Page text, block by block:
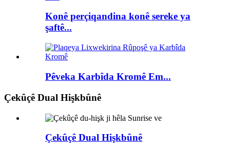
Konê perçiqandina konê sereke ya
şaftê...
Pêveka Karbîda Kromê Em...
Çekûçê Dual Hişkbûnê
Çekûçê Dual Hişkbûnê